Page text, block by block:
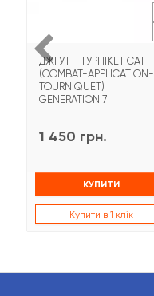
ДЖГУТ - ТУРНІКЕТ CAT
(COMBAT-APPLICATION-
TOURNIQUET)
GENERATION 7
1 450 грн.
КУПИТИ
Купити в 1 клік